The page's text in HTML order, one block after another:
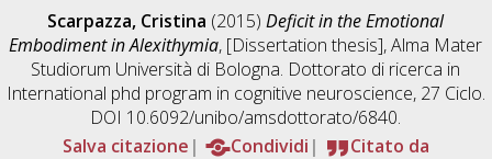
Scarpazza, Cristina (2015)Deficit in the Emotional
Embodiment in Alexithymia, [Dissertation thesis], Alma Mater
Studiorum Università di Bologna. Dottorato di ricerca in
International phd program in cognitive neuroscience, 27 Ciclo.
DOI 10.6092/unibo/amsdottorato/6840.
Salva citazione
Condividi
Citato da